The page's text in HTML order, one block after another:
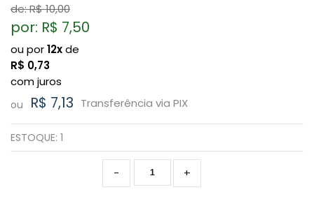
de: R$10,00
por: R$ 7,50
ou por12xde
R$ 0,73
com juros
ou R$ 7,13 Transferência via PIX
ESTOQUE: 1
+
-